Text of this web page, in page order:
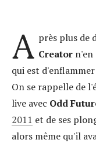
A près plus de
Creatorn'en
qui est d'enflammer
On se rappelle de
live avec Odd
2011 et de ses
alors même qu'il